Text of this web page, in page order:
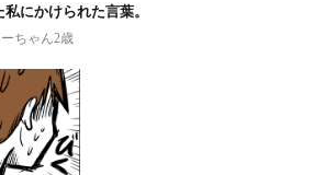
にかけられた言葉。
ーちゃん2歳